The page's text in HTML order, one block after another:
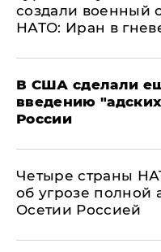
создали военный
НАТО: Иран в
В США сделали
введению
России
Четыре страны
об угрозе
Осетии Россией